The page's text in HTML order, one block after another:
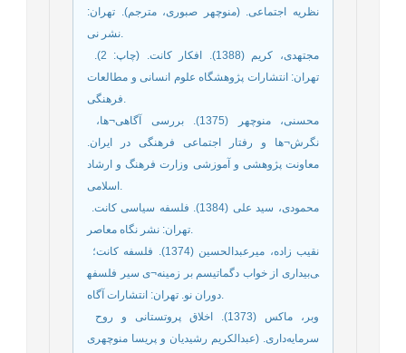
نظریه اجتماعی. (منوچهر صبوری، مترجم). تهران:
نشر نی.
تهران: انتشارات پژوهشگاه علوم انسانی و مطالعات
فرهنگی.
نگرش¬ها و رفتار اجتماعی فرهنگی در ایران.
معاونت پژوهشی و آموزشی وزارت فرهنگ و ارشاد
اسلامی.
تهران: نشر نگاه معاصر.
بیداری از خواب دگماتیسم بر زمینه¬ی سیر فلسفه‎ی
دوران نو. تهران: انتشارات آگاه.
سرمایه‌داری. (عبدالکریم رشیدیان و پریسا منوچهری